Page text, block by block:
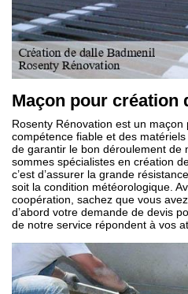
Maçon pour création
Rosenty Rénovation est un
compétence fiable et des
de garantir le bon déroulement de
sommes spécialistes en création
c’est d’assurer la grande
soit la condition météorologique.
coopération, sachez que vous
d’abord votre demande de devis
de notre service répondent à vos